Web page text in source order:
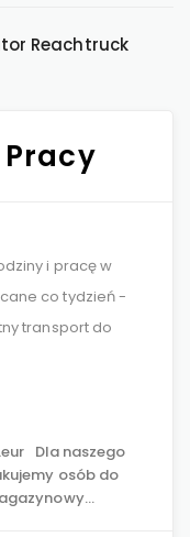
Reachtruck
i pracę w
co tydzień -
transport do
Dla naszego
osób do